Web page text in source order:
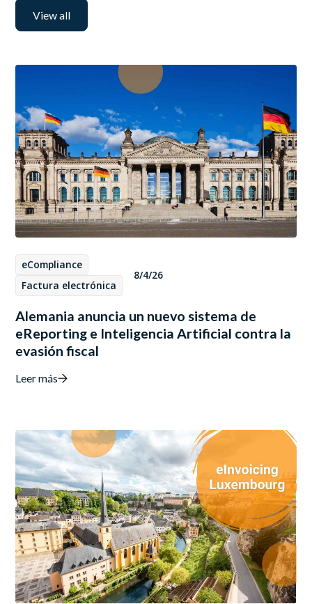
View all
eCompliance
Factura electrónica
8/4/26
Alemania anuncia un nuevo sistema de
eReporting e Inteligencia Artificial contra la
evasión fiscal
Leer más